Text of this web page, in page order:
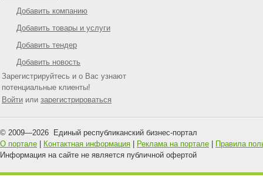
Добавить компанию
Добавить товары и услуги
Добавить тендер
Добавить новость
Зарегистрируйтесь и о Вас узнают
потенциальные клиенты!
Войти или зарегистрироваться
© 2009—2026 Единый республиканский бизнес-портал
О портале
Контактная информация Реклама на портале
Правила
Информация на сайте не является публичной офертой